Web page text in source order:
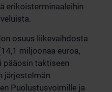
erikoisterminaaleihin
osuus liikevaihdosta
miljoonaa euroa,
pääosin taktiseen
järjestelmän
Puolustusvoimille ja